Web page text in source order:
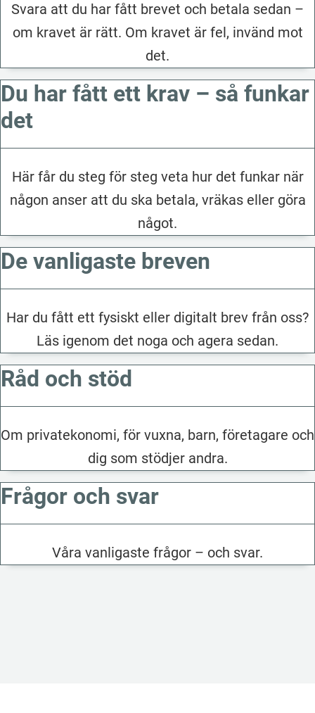
Svara att du har fått brevet och betala sedan –
om kravet är rätt. Om kravet är fel, invänd mot
det.
Du har fått ett krav – så funkar
det
Här får du steg för steg veta hur det funkar när
någon anser att du ska betala, vräkas eller göra
något.
De vanligaste breven
Har du fått ett fysiskt eller digitalt brev från oss?
Läs igenom det noga och agera sedan.
Råd och stöd
Om privatekonomi, för vuxna, barn, företagare och
dig som stödjer andra.
Frågor och svar
Våra vanligaste frågor – och svar.